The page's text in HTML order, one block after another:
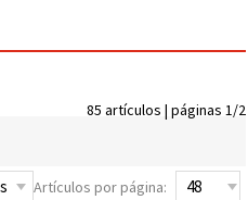
85 artículos | páginas 1/2
Artículos por página: